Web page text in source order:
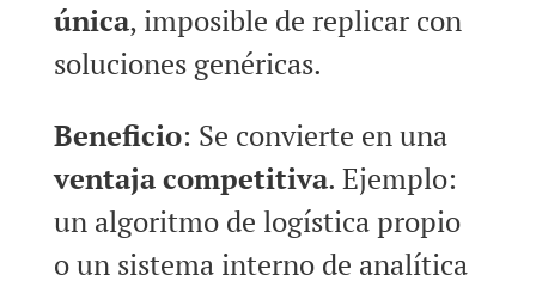
única, imposible de replicar con
soluciones genéricas.
Beneficio: Se convierte en una
ventaja competitiva. Ejemplo:
un algoritmo de logística propio
o un sistema interno de analítica